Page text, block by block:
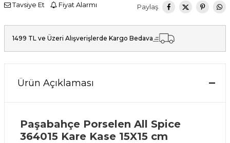
Tavsiye Et Fiyat Alarmı Paylaş
1499 TL ve Üzeri Alışverişlerde Kargo Bedava
Ürün Açıklaması
Paşabahçe Porselen All Spice
364015 Kare Kase 15X15 cm